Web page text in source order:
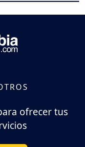
ofrecer tus